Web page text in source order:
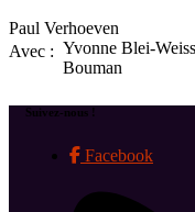
Paul Verhoeven
Avec : Yvonne Blei-
Bouman
Suivez-nous !
Facebook